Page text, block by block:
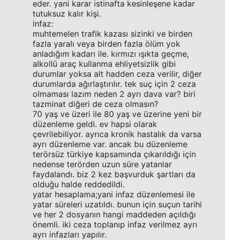
eder. yani karar istinafta kesinleşene kadar
tutuksuz kalır kişi.
infaz:
muhtemelen trafik kazası sizinki ve birden
fazla yaralı veya birden fazla ölüm yok
anladığım kadarı ile. kırmızı ışıkta geçme,
alkollü araç kullanma ehliyetsizlik gibi
durumlar yoksa alt hadden ceza verilir, diğer
durumlarda ağırlaştırılır. tek suç için 2 ceza
olmaması lazım neden 2 ayrı dava var? biri
tazminat diğeri de ceza olmasın?
70 yaş ve üzeri ile 80 yaş ve üzerine yeni bir
düzenleme geldi. ev hapsi olarak
çevrilebiliyor. ayrıca kronik hastalık da varsa
ayrı düzenleme var. ancak bu düzenleme
terörsüz türkiye kapsamında çıkarıldığı için
nedense terörden uzun süre yatanlar
faydalandı. biz 2 kez başvurduk şartları da
olduğu halde reddedildi.
yatar hesaplama;yani infaz düzenlemesi ile
yatar süreleri uzatıldı. bunun için suçun tarihi
ve her 2 dosyanın hangi maddeden açıldığı
önemli. iki ceza toplanıp infaz verilmez ayrı
ayrı infazları yapılır.